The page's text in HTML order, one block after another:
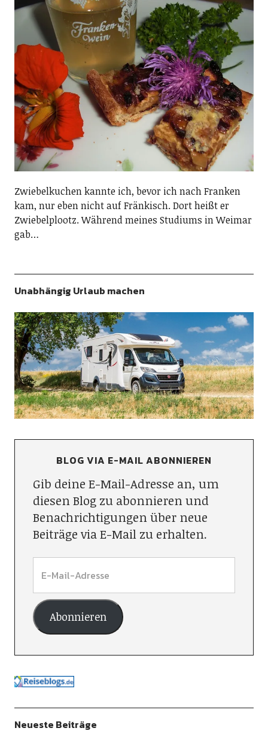
Zwiebelkuchen kannte ich, bevor ich nach Franken
kam, nur eben nicht auf Fränkisch. Dort heißt er
Zwiebelplootz. Während meines Studiums in Weimar
gab…
Unabhängig Urlaub machen
BLOG VIA E-MAIL ABONNIEREN
Gib deine E-Mail-Adresse an, um
diesen Blog zu abonnieren und
Benachrichtigungen über neue
Beiträge via E-Mail zu erhalten.
Abonnieren
Neueste Beiträge